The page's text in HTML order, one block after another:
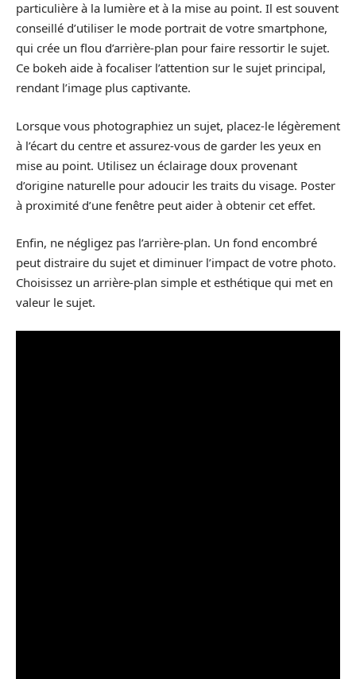
particulière à la lumière et à la mise au point. Il est souvent
conseillé d’utiliser le mode portrait de votre smartphone,
qui crée un flou d’arrière-plan pour faire ressortir le sujet.
Ce bokeh aide à focaliser l’attention sur le sujet principal,
rendant l’image plus captivante.
Lorsque vous photographiez un sujet, placez-le légèrement
à l’écart du centre et assurez-vous de garder les yeux en
mise au point. Utilisez un éclairage doux provenant
d’origine naturelle pour adoucir les traits du visage. Poster
à proximité d’une fenêtre peut aider à obtenir cet effet.
Enfin, ne négligez pas l’arrière-plan. Un fond encombré
peut distraire du sujet et diminuer l’impact de votre photo.
Choisissez un arrière-plan simple et esthétique qui met en
valeur le sujet.